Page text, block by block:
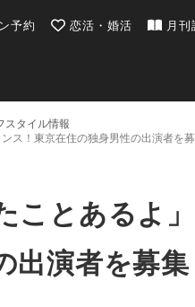
ー | 最新のグルメ、洗練され
予約 恋活・婚活 月刊
スタイル情報
ス！東京在住の独身男性の出演者を
ことあるよ
出演者を募集